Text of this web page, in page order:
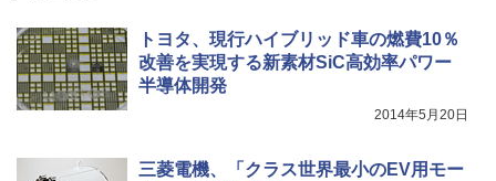
トヨタ、現行ハイブリッド車の燃費10％
改善を実現する新素材SiC高効率パワー
半導体開発
2014年5月20日
三菱電機、「クラス世界最小のEV用モー